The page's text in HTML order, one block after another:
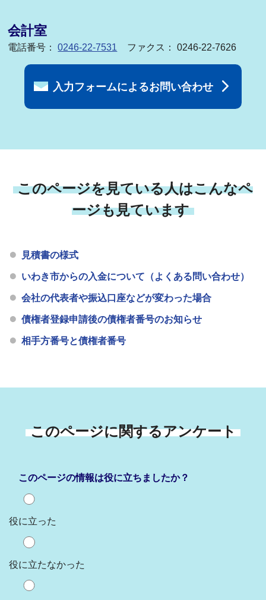
会計室
電話番号：0246-22-7531 ファクス： 0246-22-7626
入力フォームによるお問い合わせ
このページを見ている人はこんなペ
ージも見ています
見積書の様式
いわき市からの入金について（よくある問い合わせ）
会社の代表者や振込口座などが変わった場合
債権者登録申請後の債権者番号のお知らせ
相手方番号と債権者番号
このページに関するアンケート
このページの情報は役に立ちましたか？
役に立った
役に立たなかった